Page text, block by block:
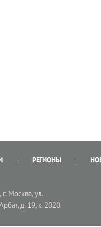
РЕГИОНЫ
г. Москва, ул.
д. 19, к. 2020